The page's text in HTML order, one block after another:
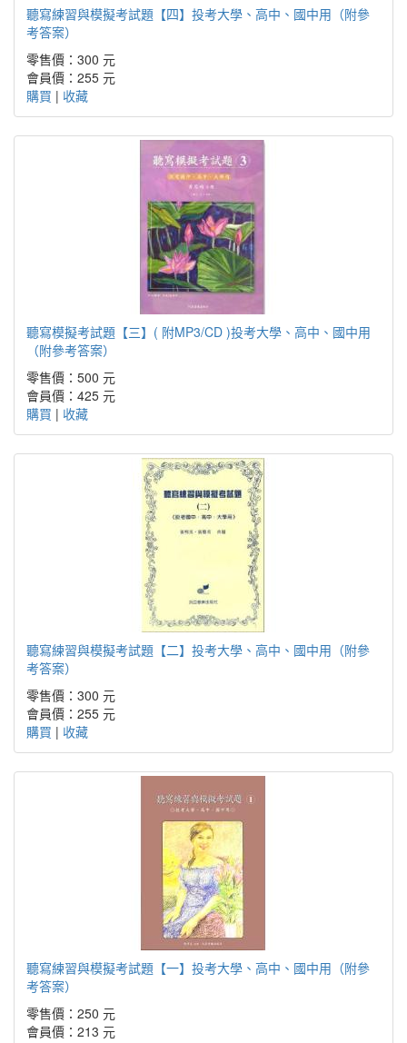
聽寫練習與模擬考試題【四】投考大學、高中、國中用（附參
考答案）
零售價：300 元
會員價：255 元
購買 | 收藏
聽寫模擬考試題【三】( 附MP3/CD )投考大學、高中、國中用
（附參考答案）
零售價：500 元
會員價：425 元
購買 | 收藏
聽寫練習與模擬考試題【二】投考大學、高中、國中用（附參
考答案）
零售價：300 元
會員價：255 元
購買 | 收藏
聽寫練習與模擬考試題【一】投考大學、高中、國中用（附參
考答案）
零售價：250 元
會員價：213 元